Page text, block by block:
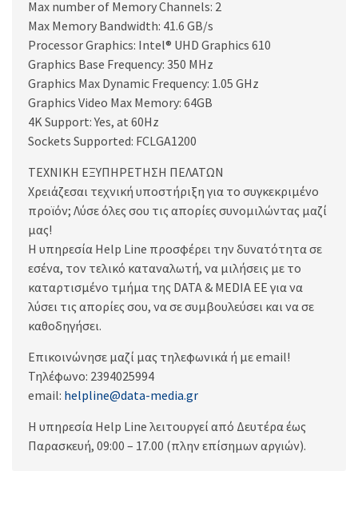
Max number of Memory Channels: 2
Max Memory Bandwidth: 41.6 GB/s
Processor Graphics: Intel® UHD Graphics 610
Graphics Base Frequency: 350 MHz
Graphics Max Dynamic Frequency: 1.05 GHz
Graphics Video Max Memory: 64GB
4K Support: Yes, at 60Hz
Sockets Supported: FCLGA1200
ΤΕΧΝΙΚΗ ΕΞΥΠΗΡΕΤΗΣΗ ΠΕΛΑΤΩΝ
Χρειάζεσαι τεχνική υποστήριξη για το συγκεκριμένο
προϊόν; Λύσε όλες σου τις απορίες συνομιλώντας μαζί
μας!
Η υπηρεσία Help Line προσφέρει την δυνατότητα σε
εσένα, τον τελικό καταναλωτή, να μιλήσεις με το
καταρτισμένο τμήμα της DATA & MEDIA EE για να
λύσει τις απορίες σου, να σε συμβουλεύσει και να σε
καθοδηγήσει.
Επικοινώνησε μαζί μας τηλεφωνικά ή με email!
Τηλέφωνο: 2394025994
email: helpline@data-media.gr
Η υπηρεσία Help Line λειτουργεί από Δευτέρα έως
Παρασκευή, 09:00 – 17.00 (πλην επίσημων αργιών).